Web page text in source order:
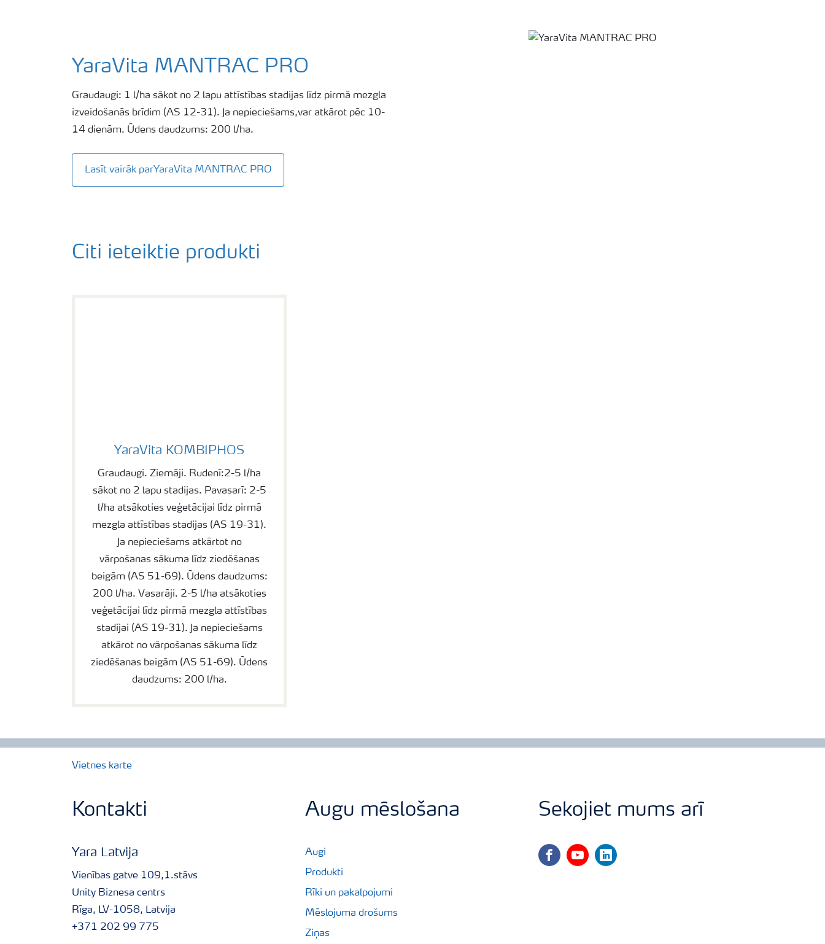
YaraVita MANTRAC PRO
Graudaugi: 1 l/ha sākot no 2 lapu attīstības stadijas līdz pirmā mezgla
izveidošanās brīdim (AS 12-31). Ja nepieciešams,var atkārot pēc 10-
14 dienām. Ūdens daudzums: 200 l/ha.
Lasīt vairāk parYaraVita MANTRAC PRO
Citi ieteiktie produkti
YaraVita KOMBIPHOS
Graudaugi. Ziemāji. Rudenī:2-5 l/ha
sākot no 2 lapu stadijas. Pavasarī: 2-5
l/ha atsākoties veģetācijai līdz pirmā
mezgla attīstības stadijas (AS 19-31).
Ja nepieciešams atkārtot no
vārpošanas sākuma līdz ziedēšanas
beigām (AS 51-69). Ūdens daudzums:
200 l/ha. Vasarāji. 2-5 l/ha atsākoties
veģetācijai līdz pirmā mezgla attīstības
stadijai (AS 19-31). Ja nepieciešams
atkārot no vārpošanas sākuma līdz
ziedēšanas beigām (AS 51-69). Ūdens
daudzums: 200 l/ha.
Vietnes karte
Kontakti
Yara Latvija
Vienības gatve 109,1.stāvs
Unity Biznesa centrs
Rīga, LV-1058, Latvija
+371 202 99 775
Augu mēslošana
Augi
Produkti
Rīki un pakalpojumi
Mēslojuma drošums
Ziņas
Sekojiet mums arī
facebookyoutubelinkedin